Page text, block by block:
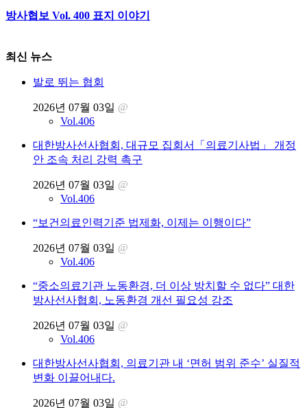
방사협보 Vol. 400 표지 이야기
최신 뉴스
발로 뛰는 협회
2026년 07월 03일 @
Vol.406
대한방사선사협회, 대규모 집회서「의료기사법」 개정
안 조속 처리 강력 촉구
2026년 07월 03일 @
Vol.406
“보건의료인력기준 법제화, 이제는 이행이다”
2026년 07월 03일 @
Vol.406
“중소의료기관 노동환경, 더 이상 방치할 수 없다” 대한
방사선사협회, 노동환경 개선 필요성 강조
2026년 07월 03일 @
Vol.406
대한방사선사협회, 의료기관 내 ‘면허 범위 준수’ 실질적
변화 이끌어내다.
2026년 07월 03일 @